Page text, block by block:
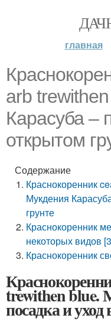
главная
arb
Карасуба –
открытом
Содержание
Краснокоренник
Мукдения
грунте
Краснокоренник
некоторых видов
Краснокоренник
trewithen blue.
посадка и